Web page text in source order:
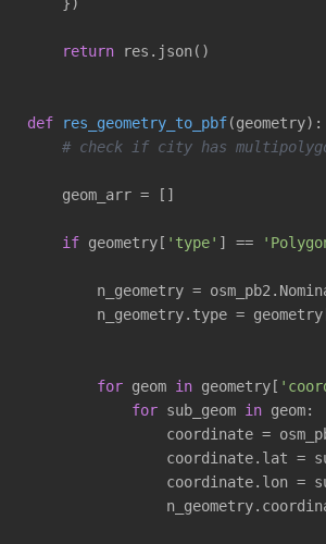
    })
return res.json()
def res_geometry_to_pbf(geometry) :
# check if city has
    geom_arr = []
if geometry[ 'type' ] ==
n_geometry =
n_geometry.type =
for geom in geometry[
for sub_geom in geom:
coordinate =
coordinate.lat =
coordinate.lon =